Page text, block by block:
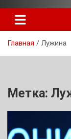
Главная Лужина
Метка: